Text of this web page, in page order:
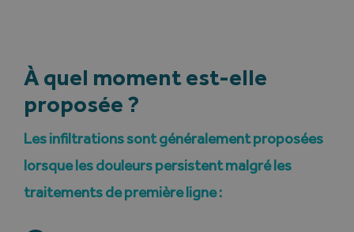
À quel moment est-elle
proposée ?
Les infiltrations sont généralement proposées
lorsque les douleurs persistent malgré les
traitements de première ligne :